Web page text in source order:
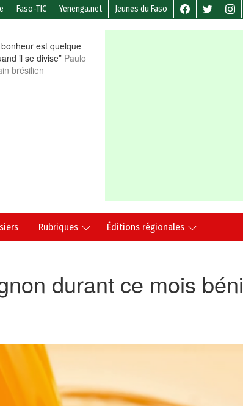
Faso-TIC Yenenga.net Jeunes du Faso
bonheur est quelque
il se divise” Paulo
brésilien
Rubriques Éditions régionales
durant ce mois béni